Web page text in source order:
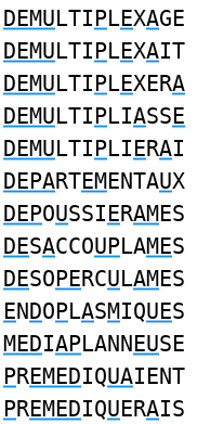
DEMULTIPLEXAGE
DEMULTIPLEXAIT
DEMULTIPLEXERA
DEMULTIPLIASSE
DEMULTIPLIERAI
DEPARTEMENTAUX
DEPOUSSIERAMES
DESACCOUPLAMES
DESOPERCULAMES
ENDOPLASMIQUES
MEDIAPLANNEUSE
PREMEDIQUAIENT
PREMEDIQUERAIS